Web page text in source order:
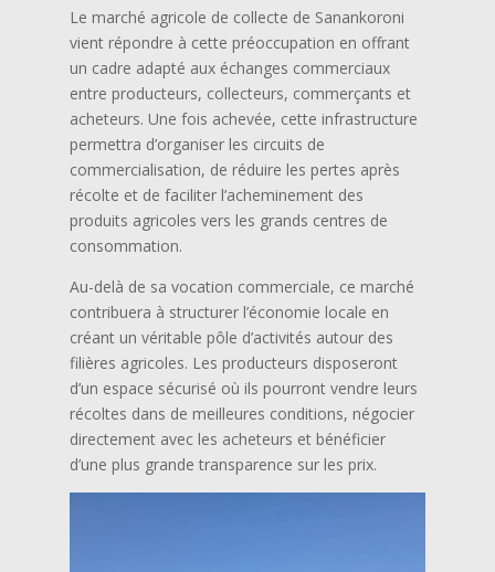
Le marché agricole de collecte de Sanankoroni
vient répondre à cette préoccupation en offrant
un cadre adapté aux échanges commerciaux
entre producteurs, collecteurs, commerçants et
acheteurs. Une fois achevée, cette infrastructure
permettra d’organiser les circuits de
commercialisation, de réduire les pertes après
récolte et de faciliter l’acheminement des
produits agricoles vers les grands centres de
consommation.
Au-delà de sa vocation commerciale, ce marché
contribuera à structurer l’économie locale en
créant un véritable pôle d’activités autour des
filières agricoles. Les producteurs disposeront
d’un espace sécurisé où ils pourront vendre leurs
récoltes dans de meilleures conditions, négocier
directement avec les acheteurs et bénéficier
d’une plus grande transparence sur les prix.